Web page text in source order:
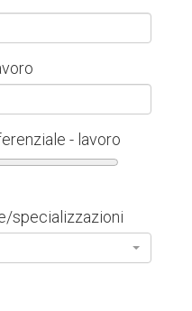
- lavoro
specializzazioni